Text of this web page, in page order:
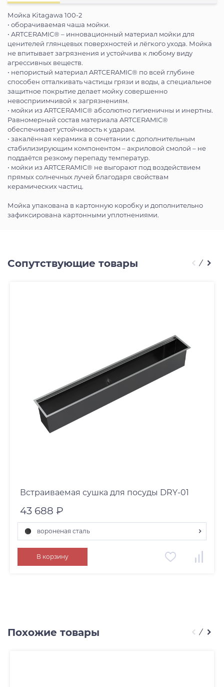
Мойка Kitagawa 100-2
• оборачиваемая чаша мойки.
• ARTCERAMIC® – инновационный материал мойки для
ценителей глянцевых поверхностей и лёгкого ухода. Мойка
не впитывает загрязнения и устойчива к любому виду
агрессивных веществ.
• непористый материал ARTCERAMIC® по всей глубине
способен отталкивать частицы грязи и воды, а специальное
защитное покрытие делает мойку совершенно
невосприимчивой к загрязнениям.
• мойки из ARTCERAMIC® абсолютно гигиеничны и инертны.
Равномерный состав материала ARTCERAMIC®
обеспечивает устойчивость к ударам.
• закалённая керамика в сочетании с дополнительным
стабилизирующим компонентом – акриловой смолой – не
поддаётся резкому перепаду температур.
• мойки из ARTCERAMIC® не выгорают под воздействием
прямых солнечных лучей благодаря свойствам
керамических частиц.
Мойка упакована в картонную коробку и дополнительно
зафиксирована картонными уплотнениями.
Сопутствующие товары
Встраиваемая сушка для посуды DRY-01
43 688 ₽
вороненая сталь
вороненая сталь
В корзину
Похожие товары